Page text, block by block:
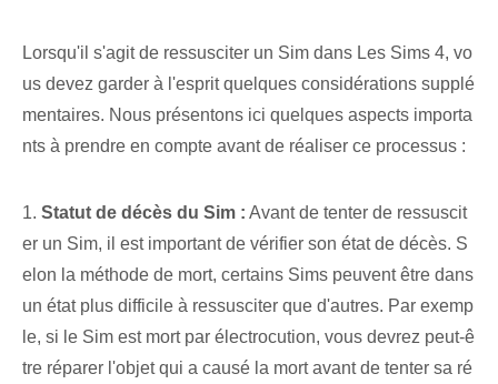
Lorsqu'il s'agit de ressusciter un Sim dans Les Sims 4, vo
us devez garder à l'esprit quelques considérations supplé
mentaires. Nous présentons ici quelques aspects importa
nts à prendre en compte avant de réaliser ce processus :
1. Statut de décès du Sim : Avant de tenter de ressuscit
er un Sim, il est important de vérifier son état de décès. S
elon la méthode de mort, certains Sims peuvent être dans
un état plus difficile à ressusciter que d'autres. Par exemp
le, si le Sim est mort par électrocution, vous devrez peut-ê
tre réparer l'objet qui a causé la mort avant de tenter sa ré